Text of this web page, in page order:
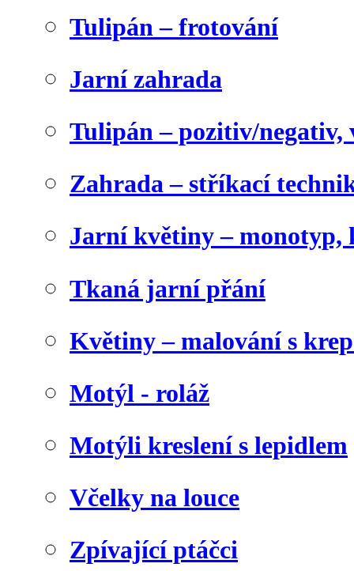
Tulipán – frotování
Jarní zahrada
Tulipán – pozitiv/negativ,
Zahrada – stříkací
Jarní květiny – monotyp,
Tkaná jarní přání
Květiny – malování s
Motýl - roláž
Motýli kreslení s lepidlem
Včelky na louce
Zpívající ptáčci